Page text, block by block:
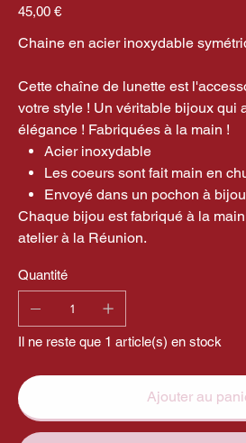
Prix
45,00 €
Chaine en acier inoxydable
Cette chaîne de lunette est
votre style ! Un véritable bijoux qui
élégance ! Fabriquées à la main !
Acier inoxydable
Les coeurs sont fait main en
Envoyé dans un pochon à
Chaque bijou est fabriqué à la
atelier à la Réunion.
Quantité
Il ne reste que 1 article(s) en stock
Ajouter au